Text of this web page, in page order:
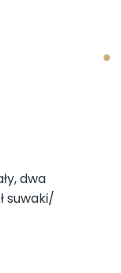
dwa
suwaki/